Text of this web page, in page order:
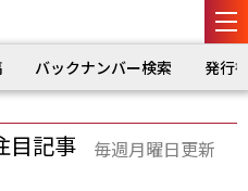
バックナンバー検索 発行
目記事 毎週月曜日更新